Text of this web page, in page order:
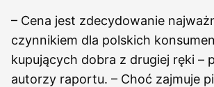
– Cena jest zdecydowanie
czynnikiem dla polskich
kupujących dobra z drugiej ręki –
autorzy raportu. – Choć zajmuje